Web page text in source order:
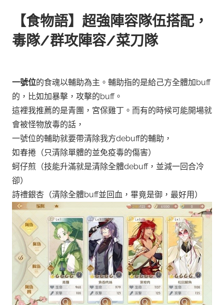
【食物語】超強陣容隊伍搭配，
毒隊/群攻陣容/菜刀隊
一號位的食魂以輔助為主。輔助指的是給己方全體加buff
的，比如加暴擊，攻擊的buff。
這裡我推薦的是青團，宮保雞丁。而有的時候可能開場就
會被怪物放毒的話，
一號位的輔助就要帶清除我方debuff的輔助，
如春捲（只清除單體的並免疫毒的傷害）
蚵仔煎（技能升滿就是清除全體debuff，並減一回合冷
卻）
詩禮銀杏（清除全體buff並回血，畢竟是御，最好用）